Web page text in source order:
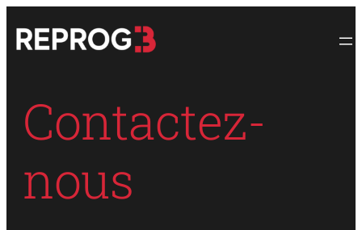
au
contenu
Contactez-
nous